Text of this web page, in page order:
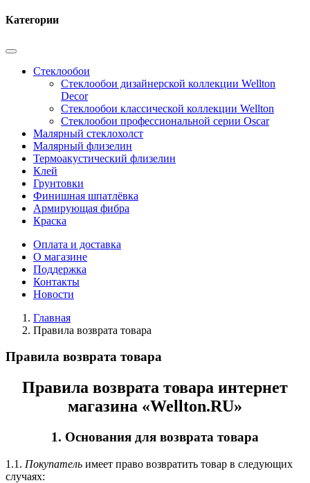
Категории
Стеклообои
Стеклообои дизайнерской коллекции Wellton
Decor
Стеклообои классической коллекции Wellton
Стеклообои профессиональной серии Oscar
Малярный стеклохолст
Малярный флизелин
Термоакустический флизелин
Клей
Грунтовки
Финишная шпатлёвка
Армирующая фибра
Краска
Оплата и доставка
О магазине
Поддержка
Контакты
Новости
Главная
Правила возврата товара
Правила возврата товара
Правила возврата товара интернет
магазина «Wellton.RU»
1. Основания для возврата товара
1.1. Покупатель имеет право возвратить товар в следующих
случаях: